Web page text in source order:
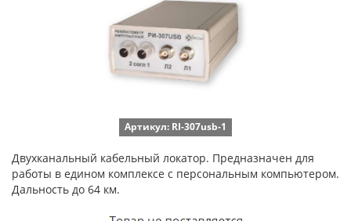
Артикул: RI-307usb-1
Двухканальный кабельный локатор. Предназначен для
работы в едином комплексе с персональным компьютером.
Дальность до 64 км.